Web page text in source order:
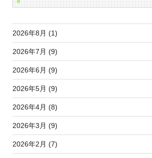
2026年8月 (1)
2026年7月 (9)
2026年6月 (9)
2026年5月 (9)
2026年4月 (8)
2026年3月 (9)
2026年2月 (7)